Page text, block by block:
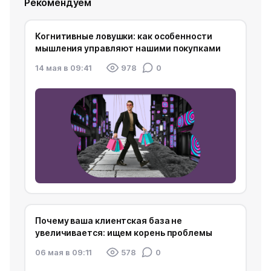
Когнитивные ловушки: как особенности
мышления управляют нашими покупками
14 мая в 09:41 978 0
Почему ваша клиентская база не
увеличивается: ищем корень проблемы
06 мая в 09:11 578 0